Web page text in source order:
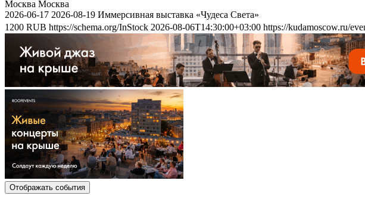
Москва Москва
2026-06-17 2026-08-19 Иммерсивная выставка «Чудеса Света»
1200 RUB https://schema.org/InStock 2026-08-06T14:30:00+03:00 https://kudamoscow.ru/
Отображать события